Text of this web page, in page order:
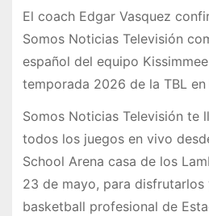
El coach Edgar Vasquez
Somos Noticias Televisión
español del equipo
temporada 2026 de la TBL
Somos Noticias Televisión te
todos los juegos en vivo
School Arena casa de los
23 de mayo, para
basketball profesional de